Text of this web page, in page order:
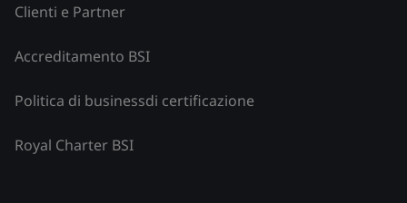
Clienti e Partner
Accreditamento BSI
Politica di businessdi certificazione
Royal Charter BSI